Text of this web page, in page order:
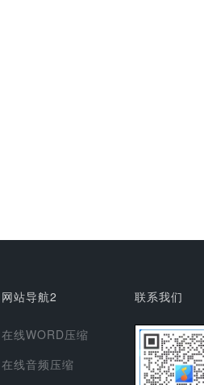
网站导航2
在线WORD压缩
在线音频压缩
联系我们